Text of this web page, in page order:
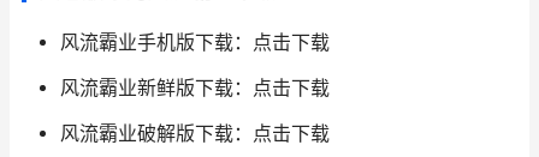
风流霸业手机版下载：点击下载
风流霸业新鲜版下载：点击下载
风流霸业破解版下载：点击下载